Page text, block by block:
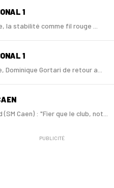
1
la stabilité comme fil rouge ...
1
Dominique Gortari de retour a...
(SM Caen) : "Fier que le club, not...
- MERCATO
PUBLICITÉ